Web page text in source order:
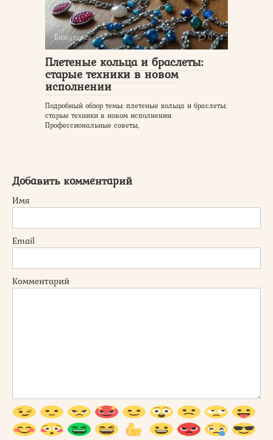
Бижутерия 0
Плетеные кольца и браслеты:
старые техники в новом
исполнении
Подробный обзор темы: плетеные кольца и браслеты:
старые техники в новом исполнении.
Профессиональные советы,
Добавить комментарий
Имя
Email
Комментарий